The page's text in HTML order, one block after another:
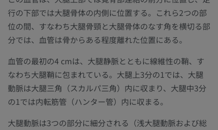
行の下部では大腿骨体の内側に位置する。これら2つの部
位の間、すなわち大腿骨頸と大腿骨体のなす角を横切る部
分では、血管は骨からある程度離れた位置にある。
血管の最初の4 cmは、大腿静脈とともに線維性の鞘、す
なわち大腿鞘に包まれている。大腿上3分の1では、大腿
動脈は大腿三角（スカルパ三角）内に収まり、大腿中3分
の1では内転筋管（ハンター管）内に収まる。
大腿動脈は3つの部分に細分される（浅大腿動脈および総